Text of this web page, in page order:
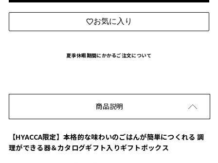
お気に入り
夏季休暇期間にかかるご注文について
商品説明
【HYACCA限定】本格的な味わいのごはんが簡単につくれる 調
理ができる器＆カタログギフト入りギフトボックス